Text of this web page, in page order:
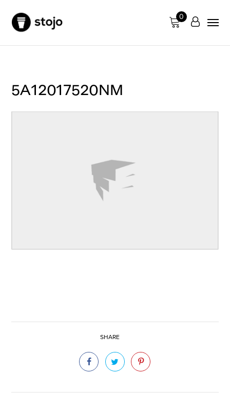
0
5A12017520NM
SHARE